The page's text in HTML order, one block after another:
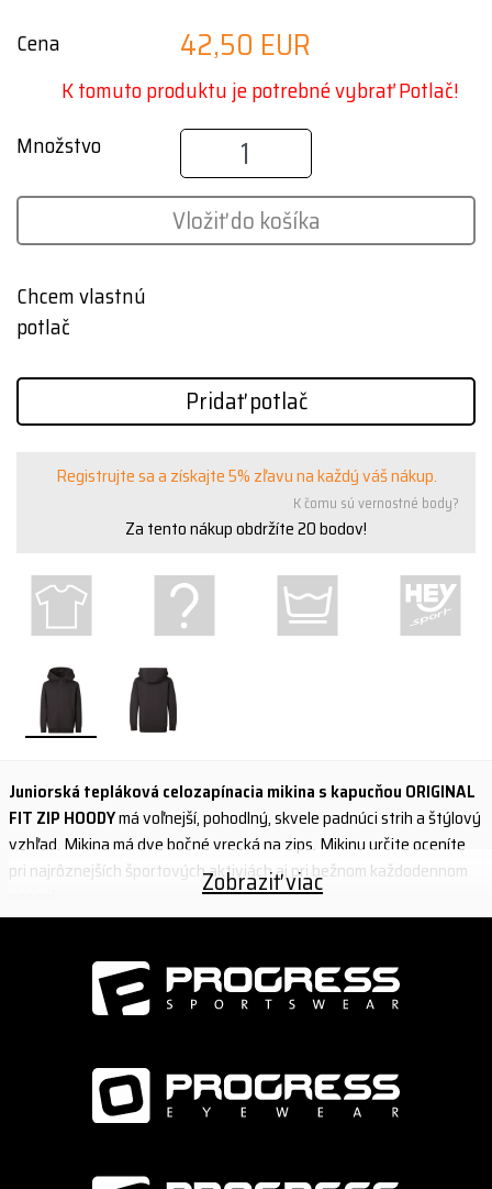
Cena
42,50 EUR
K tomuto produktu je potrebné vybrať Potlač!
Množstvo
Vložiť do košíka
Chcem vlastnú
potlač
Pridať potlač
Registrujte sa a získajte 5% zľavu na každý váš nákup.
K čomu sú vernostné body?
Za tento nákup obdržíte20bodov!
Juniorská tepláková celozapínacia mikina s kapucňou ORIGINAL
FIT ZIP HOODYmá voľnejší, pohodlný, skvele padnúci strih a štýlový
vzhľad. Mikina má dve bočné vrecká na zips. Mikinu určite oceníte
pri najrôznejších športových aktiviách aj pri bežnom každodennom
original, kde tlačíme pomocou unikátnej technológie DTF (Direct to
Film) na FUNKČNÉ materiály vysoko odolné plnofarebné potlače v
špičkovej kvalite.
- príjemný materiál
- dve bočné vrecká na zips
- pružné manžety a spodný lem
Zobraziť viac